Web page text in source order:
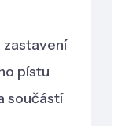
zastavení
pístu
součástí